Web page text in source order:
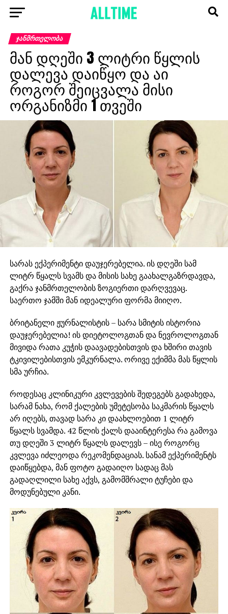
ᲯᲐᲜᲛᲠᲗᲔᲚᲝᲑᲐ
მან დღეში 3 ლიტრი წყლის
დალევა დაიწყო და აი
როგორ შეიცვალა მისი
ორგანიზმი 1 თვეში
სარას ექპერიმენტი დაუჯერებელია. ის დღეში სამ
ლიტრ წყალს სვამს და მისის სახე გაახალგაზრდავდა,
გაქრა ჯანმრთელობის ზოგიერთი დარღვევაც.
საერთო ჯამში მან იდეალური ფორმა მიიღო.
ბრიტანელი ჟურნალისტის – სარა სმიტის ისტორია
დაუჯერებელია! ის დიეტოლოგთან და ნევროლოგთან
მივიდა რათა კუჭის დაავადებისთვის და ხშირი თავის
ტკივილებისთვის ემკურნალა. ორივე ექიმმა მას წყლის
სმა ურჩია.
როდესაც კლინიკური კვლევების შედეგებს გადახედა,
სარამ ნახა, რომ ქალების უმეტესობა საკმარის წყალს
არ იღებს, თავად სარა კი დაახლოებით 1 ლიტრ
წყალს სვამდა. 42 წლის ქალს დააინტერესა რა გამოვა
თუ დღეში 3 ლიტრ წყალს დალევს – ისე როგორც
კვლევა იძლეოდა რეკომენდაციას. სანამ ექპერიმენტს
დაიწყებდა, მან ფოტო გადაიღო სადაც მას
გადაღლილი სახე აქვს, გამომშრალი ტუჩები და
მოდუნებული კანი.